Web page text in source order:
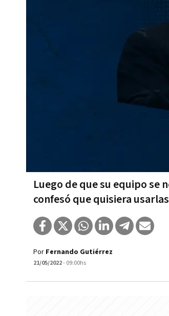
Luego de que su equipo se
confesó que quisiera
Por Fernando Gutiérrez
21/05/2022- 09:00hs